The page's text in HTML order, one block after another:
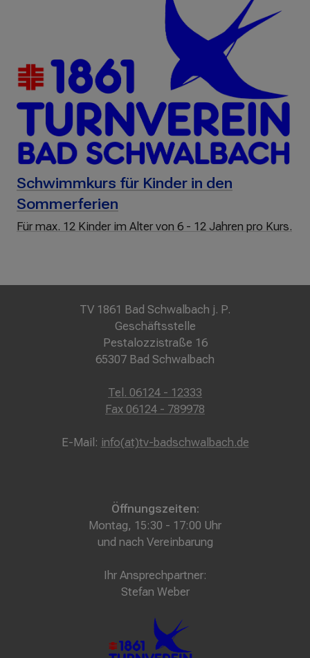
Schwimmkurs für Kinder in den
Sommerferien
Für max. 12 Kinder im Alter von 6 - 12 Jahren pro Kurs.
TV 1861 Bad Schwalbach j. P.
Geschäftsstelle
Pestalozzistraße 16
65307 Bad Schwalbach
Tel. 06124 - 12333
Fax 06124 - 789978
E-Mail: info(at)tv-badschwalbach.de
Öffnungszeiten:
Montag, 15:30 - 17:00 Uhr
und nach Vereinbarung
Ihr Ansprechpartner:
Stefan Weber